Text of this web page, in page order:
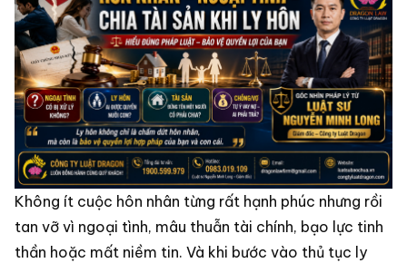
Không ít cuộc hôn nhân từng rất hạnh phúc nhưng rồi
tan vỡ vì ngoại tình, mâu thuẫn tài chính, bạo lực tinh
thần hoặc mất niềm tin. Và khi bước vào thủ tục ly